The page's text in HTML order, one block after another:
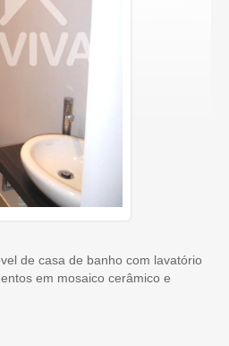
de casa de banho com lavatório
em mosaico cerâmico e